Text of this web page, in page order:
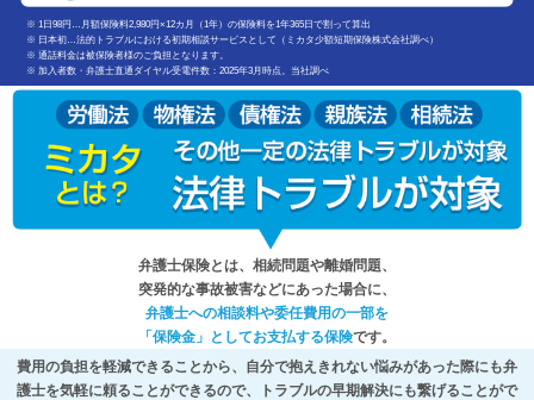
※ 1日98円…月額保険料2,980円×12カ月（1年）の保険料を1年365日で割って算出
※ 日本初…法的トラブルにおける初期相談サービスとして（ミカタ少額短期保険株式会社調べ）
※ 通話料金は被保険者様のご負担となります。
※ 加入者数・弁護士直通ダイヤル受電件数：2025年3月時点。当社調べ
弁護士保険とは、相続問題や離婚問題、
突発的な事故被害などにあった場合に、
弁護士への相談料や委任費用の一部を
「保険金」としてお支払する保険です。
費用の負担を軽減できることから、自分で抱えきれない悩みがあった際にも弁
護士を気軽に頼ることができるので、トラブルの早期解決にも繋げることがで